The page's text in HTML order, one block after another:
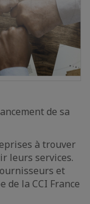
de sa
à trouver
leurs services.
et
la CCI France